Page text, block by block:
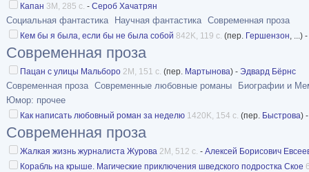
Капан 3M, 285 с. - Сероб Хачатрян
Социальная фантастика Научная фантастика Современная проза
Кем бы я была, если бы не была собой 842K, 119 с. (пер. Гершензон, ...) -
Современная проза
Пацан с улицы Мальборо 2M, 151 с. (пер. Мартынова) - Эдвард Бёрнс
Современная проза Современные любовные романы
Биографии и
Юмор: прочее
Как написать любовный роман за неделю 1420K, 154 с. (пер. Быстрова)
Современная проза
Жалкая жизнь журналиста Журова 2M, 512 с. - Алексей Борисович
Корабль на крыше. Магические приключения шведского подростка Ское